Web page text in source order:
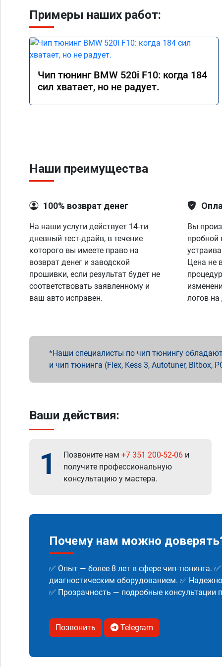
Примеры наших работ:
Чип тюнинг BMW 520i F10: когда 184
сил хватает, но не радует.
Наши преимущества
100% возврат денег
На наши услуги действует 14-ти
дневный тест-драйв, в течение
которого вы имеете право на
возврат денег и заводской
прошивки, если результат будет не
соответствовать заявленному и
ваш авто исправен.
Вы
пробной
Цена не
логов на
Наши специалисты по чип тюнингу
и чип тюнинга (Flex, Kess 3, Autotuner, Bitbox,
Ваши действия:
1 Позвоните нам +7 351 200-52-06 и
получите профессиональную
консультацию у мастера.
Почему нам можно
✅ Опыт — более 8 лет в сфере чип-тюнинга.
диагностическим оборудованием. ✅
✅ Прозрачность — подробные консультации
Позвонить Telegram